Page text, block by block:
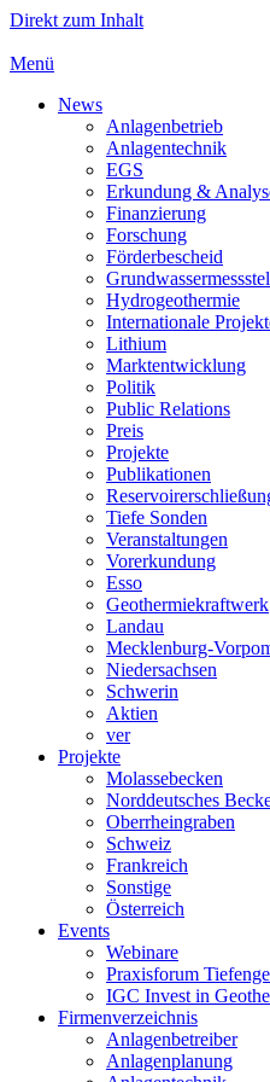
Direkt zum Inhalt
Menü
News
Anlagenbetrieb
Anlagentechnik
EGS
Erkundung &
Finanzierung
Forschung
Förderbescheid
Hydrogeothermie
Internationale
Lithium
Marktentwicklung
Politik
Public Relations
Preis
Projekte
Publikationen
Tiefe Sonden
Veranstaltungen
Vorerkundung
Esso
Geothermiekraftwerk
Landau
Mecklenburg-
Niedersachsen
Schwerin
Aktien
ver
Projekte
Molassebecken
Norddeutsches
Oberrheingraben
Schweiz
Frankreich
Sonstige
Österreich
Events
Webinare
Praxisforum
IGC Invest in
Firmenverzeichnis
Anlagenbetreiber
Anlagenplanung